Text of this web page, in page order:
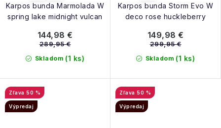
Karpos bunda Marmolada W
spring lake midnight vulcan
Skladom (1 ks)
144,98 €
289,95 €
Karpos bunda Storm Evo W
deco rose huckleberry
Skladom (1 ks)
149,98 €
299,95 €
50 %
Výpredaj
50 %
Výpredaj